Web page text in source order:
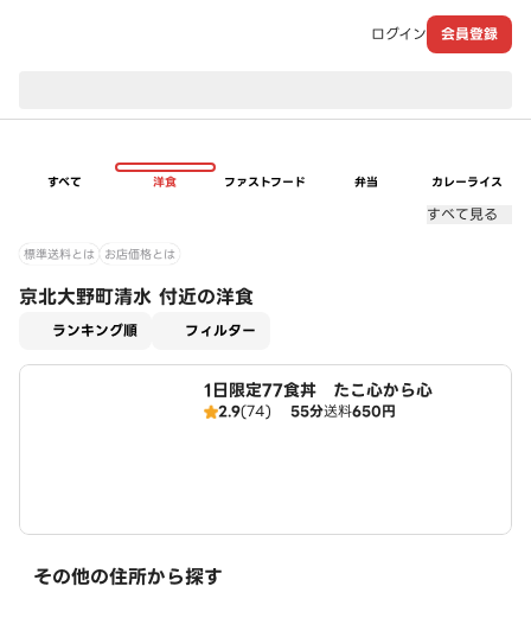
ログイン 会員登録
すべて 洋食 ファストフード 弁当 カレーライス
すべて見る
標準送料とは お店価格とは
京北大野町清水 付近の洋食
ランキング順 フィルター
1日限定77食丼 たこ心から心
2.9(74) 55分送料650円
その他の住所から探す